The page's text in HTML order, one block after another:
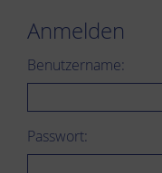
Anmelden
Benutzername:
Passwort: